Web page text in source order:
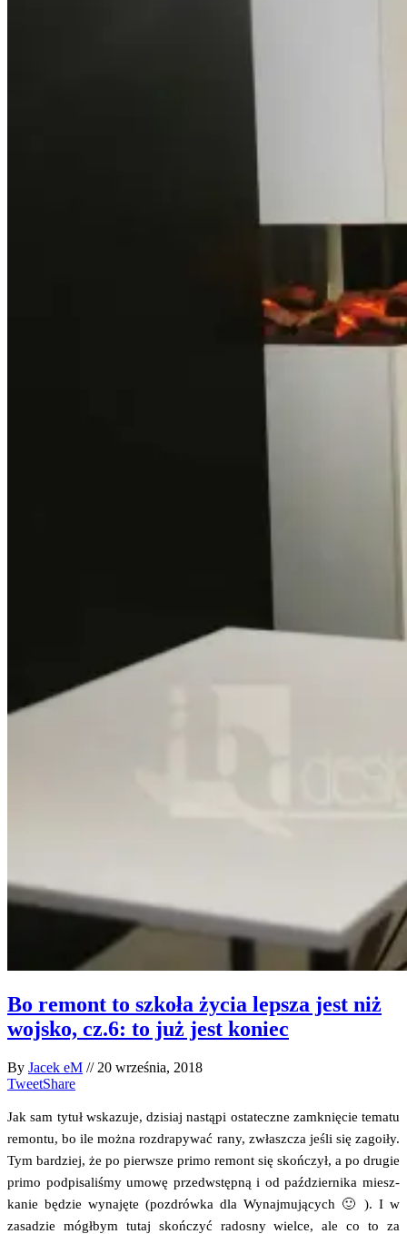
Bo remont to szkoła życia lepsza jest niż
wojsko, cz.6: to już jest koniec
By Jacek eM // 20 września, 2018
TweetShare
Jak sam tytuł wska­zu­je, dzi­siaj nastą­pi osta­tecz­ne zamknię­cie tema­tu
remon­tu, bo ile moż­na roz­dra­py­wać rany, zwłasz­cza jeśli się zago­iły.
Tym bar­dziej, że po pierw­sze pri­mo remont się skoń­czył, a po dru­gie
pri­mo pod­pi­sa­li­śmy umo­wę przed­wstęp­ną i od paź­dzier­ni­ka miesz­
ka­nie będzie wyna­ję­te (pozdrów­ka dla Wynaj­mu­ją­cych 🙂 ). I w
zasa­dzie mógł­bym tutaj skoń­czyć rado­sny wiel­ce, ale co to za